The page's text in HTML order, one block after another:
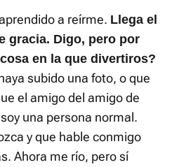
a reírme. Llega el
gracia. Digo, pero por
en la que divertiros?
subido una foto, o que
el amigo del amigo de
una persona normal.
y que hable conmigo
Ahora me río, pero sí